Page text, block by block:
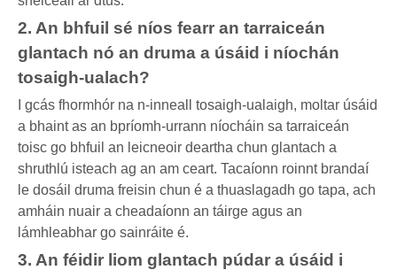
2. An bhfuil sé níos fearr an tarraiceán
glantach nó an druma a úsáid i níochán
tosaigh-ualach?
I gcás fhormhór na n-inneall tosaigh-ualaigh, moltar úsáid
a bhaint as an bpríomh-urrann níocháin sa tarraiceán
toisc go bhfuil an leicneoir deartha chun glantach a
shruthlú isteach ag an am ceart. Tacaíonn roinnt brandaí
le dosáil druma freisin chun é a thuaslagadh go tapa, ach
amháin nuair a cheadaíonn an táirge agus an
lámhleabhar go sainráite é.
3. An féidir liom glantach púdar a úsáid i